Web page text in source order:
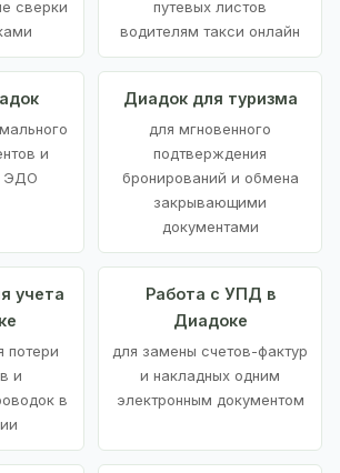
сверки
путевых листов
водителям такси онлайн
и
ЭДО
Диадок для туризма
для мгновенного
подтверждения
бронирований и обмена
закрывающими
документами
учета
потери
и
в
Работа с УПД в
Диадоке
для замены счетов-фактур
и накладных одним
электронным документом